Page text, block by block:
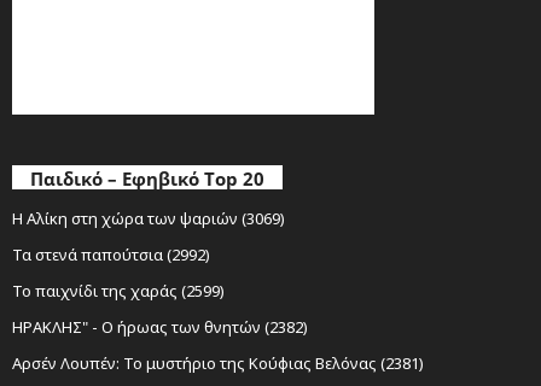
Παιδικό – Εφηβικό Top 20
Η Αλίκη στη χώρα των ψαριών (3069)
Τα στενά παπούτσια (2992)
Το παιχνίδι της χαράς (2599)
ΗΡΑΚΛΗΣ" - Ο ήρωας των θνητών (2382)
Αρσέν Λουπέν: Το μυστήριο της Κούφιας Βελόνας (2381)